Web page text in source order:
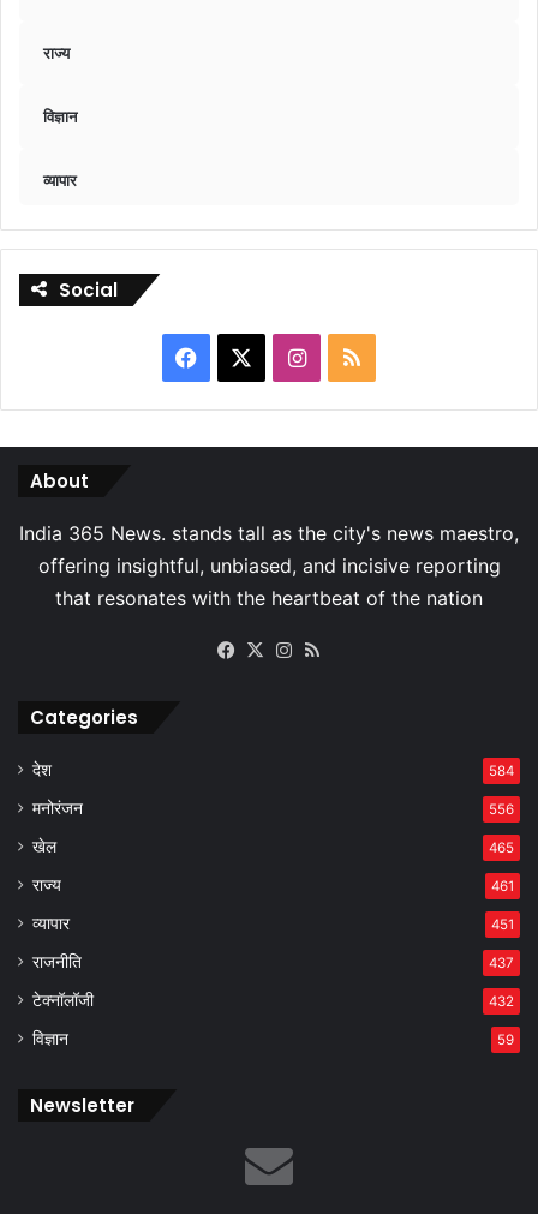
राज्य
विज्ञान
व्यापार
Social
Facebook Instagram
RSS
About
Facebook
X Instagram
Categories
देश 584
मनोरंजन 556
खेल 465
राज्य 461
व्यापार 451
राजनीति 437
टेक्नॉलॉजी 432
विज्ञान 59
Newsletter